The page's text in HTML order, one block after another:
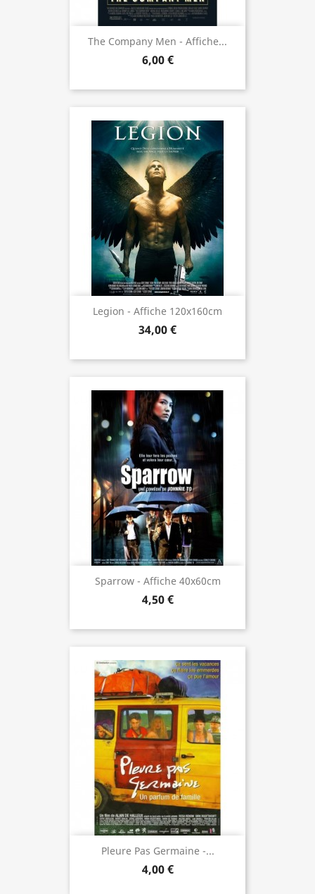
The Company Men - Affiche...
6,00 €
Legion - Affiche 120x160cm
34,00 €
Sparrow - Affiche 40x60cm
4,50 €
Pleure Pas Germaine -...
4,00 €